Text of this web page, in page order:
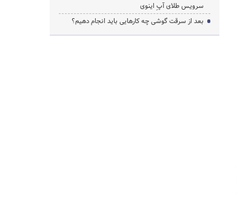
سرویس طلای آپِ اینوی
بعد از سرقت گوشی چه کارهایی باید انجام دهیم؟